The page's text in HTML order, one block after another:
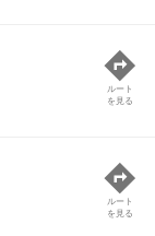
ルート
を見る
ルート
を見る